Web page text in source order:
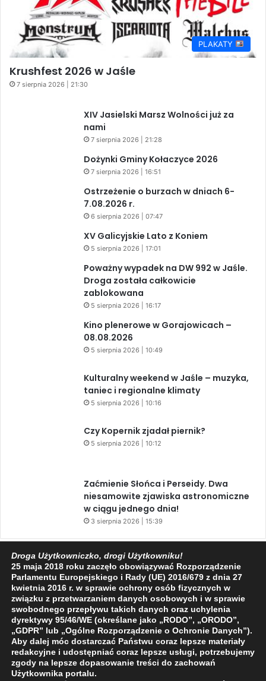
PLAKATY
Krushfest 2026 w Jaśle
7 sierpnia 2026 | 21:30
XIV Jasielski Marsz Wolności już za
nami
7 sierpnia 2026 | 21:28
Dożynki Gminy Kołaczyce 2026
7 sierpnia 2026 | 16:51
Ostrzeżenie o burzach w dniach 6-
7.08.2026 r.
6 sierpnia 2026 | 07:47
XV Galicyjskie Lato z Koniem
5 sierpnia 2026 | 17:01
Poważny wypadek na DW 992 w Jaśle.
Droga została całkowicie
zablokowana
5 sierpnia 2026 | 16:17
Kino plenerowe w Gorajowicach –
08.08.2026
5 sierpnia 2026 | 10:49
Kulturalny weekend w Jaśle – muzyka,
taniec i regionalne klimaty
5 sierpnia 2026 | 10:16
Czy Kopernik zjadał piernik?
5 sierpnia 2026 | 10:12
Zaćmienie Słońca i Perseidy. Dwa
niesamowite zjawiska astronomiczne
w ciągu jednego dnia!
3 sierpnia 2026 | 15:39
Facebook
X YouTube
2009 - 2026 © Wszelkie prawa zastrzeżone
O NAS
REDAKCJA POLITYKA PRYWATNOŚCI
Droga Użytkowniczko, drogi Użytkowniku!
25 maja 2018 roku zaczęło obowiązywać Rozporządzenie
Parlamentu Europejskiego i Rady (UE) 2016/679 z dnia 27
kwietnia 2016 r. w sprawie ochrony osób fizycznych w
związku z przetwarzaniem danych osobowych i w sprawie
swobodnego przepływu takich danych oraz uchylenia
dyrektywy 95/46/WE (określane jako „RODO”, „ORODO”,
„GDPR” lub „Ogólne Rozporządzenie o Ochronie Danych”).
Aby dalej móc dostarczać Państwu coraz lepsze materiały
redakcyjne i udostępniać coraz lepsze usługi, potrzebujemy
zgody na lepsze dopasowanie treści do zachowań
Użytkownika portalu.